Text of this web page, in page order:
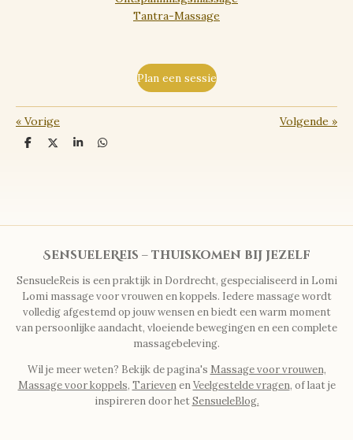
Tantra-Massage
Plan een sessie
« Vorige Volgende »
D
D
S
D
SensueleReis – thuiskomen bij jezelf
SensueleReis is een praktijk in Dordrecht, gespecialiseerd in Lomi
Lomi massage voor vrouwen en koppels. Iedere massage wordt
volledig afgestemd op jouw wensen en biedt een warm moment
van persoonlijke aandacht, vloeiende bewegingen en een complete
massagebeleving.
Wil je meer weten? Bekijk de pagina's Massage voor vrouwen,
Massage voor koppels, TarievenenVeelgestelde vragen, of laat je
inspireren door hetSensueleBlog.